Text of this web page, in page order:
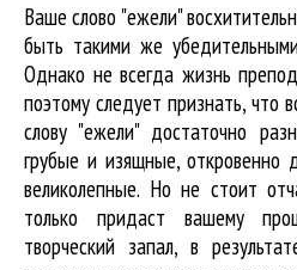
Ваше слово "ежели"
быть такими же
Однако не всегда жизнь
поэтому следует признать,
слову "ежели" достаточно
грубые и изящные, откровенно
великолепные. Но не стоит
только придаст вашему
творческий запал, в